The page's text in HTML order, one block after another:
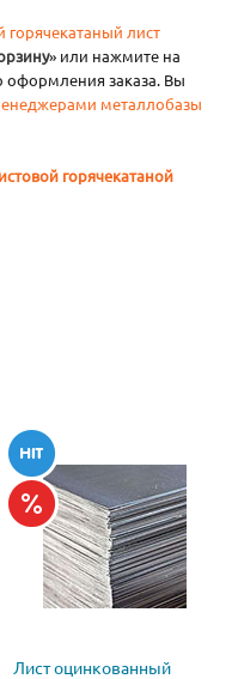
горячекатаный лист
» или нажмите на
оформления заказа. Вы
металлобазы
горячекатаной
Лист оцинкованный